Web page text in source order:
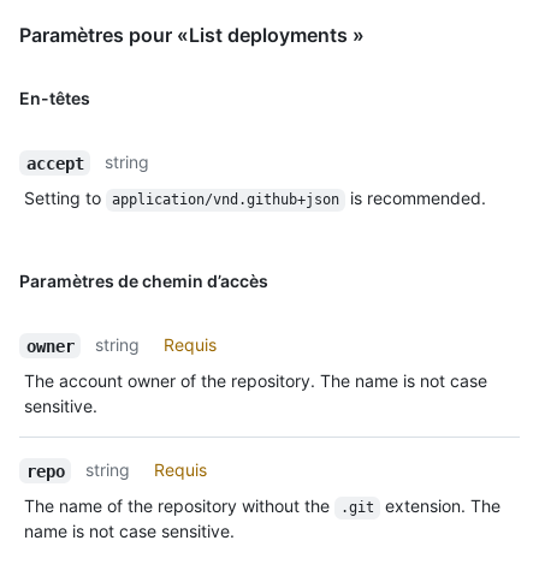
Paramètres pour «List deployments »
En-têtes
accept
string
Setting to
application/vnd.github+json is recommended.
Paramètres de chemin d’accès
owner string
Requis
The account owner of the repository. The name is not case
sensitive.
repo string
Requis
The name of the repository without the
.git
extension. The
name is not case sensitive.